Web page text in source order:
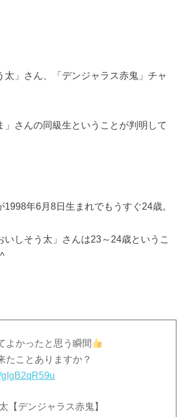
太」さん、「デンジャラス赤鬼」チャ
」さんの同級生ということが判明して
1998年6月8日生まれでもうすぐ24歳。
いしそう太」さんは23～24歳というこ
よかったと思う瞬間
たことありますか？
【デンジャラス赤鬼】